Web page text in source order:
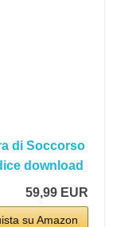
di Soccorso
download
59,99 EUR
su Amazon